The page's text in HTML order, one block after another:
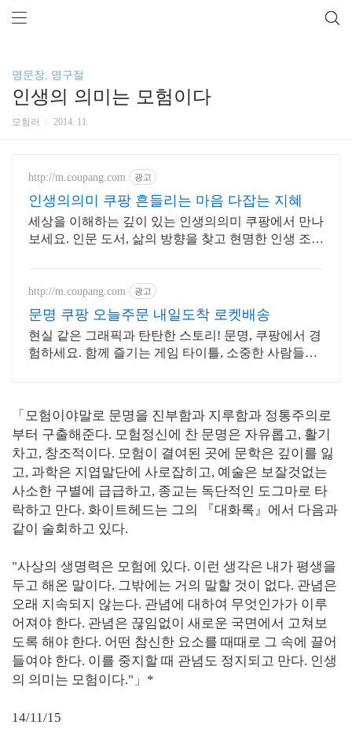
명문장, 명구절
인생의 의미는 모험이다
모험러 2014. 11.
http://m.coupang.com 광고
인생의의미 쿠팡 흔들리는 마음 다잡는 지혜
세상을 이해하는 깊이 있는 인생의의미 쿠팡에서 만나
보세요. 인문 도서, 삶의 방향을 찾고 현명한 인생 조언
http://m.coupang.com 광고
문명 쿠팡 오늘주문 내일도착 로켓배송
현실 같은 그래픽과 탄탄한 스토리! 문명, 쿠팡에서 경
험하세요. 함께 즐기는 게임 타이틀, 소중한 사람들과
「모험이야말로 문명을 진부함과 지루함과 정통주의로
부터 구출해준다. 모험정신에 찬 문명은 자유롭고, 활기
차고, 창조적이다. 모험이 결여된 곳에 문학은 깊이를 잃
고, 과학은 지엽말단에 사로잡히고, 예술은 보잘것없는
사소한 구별에 급급하고, 종교는 독단적인 도그마로 타
락하고 만다. 화이트헤드는 그의 『대화록』에서 다음과
같이 술회하고 있다.
"사상의 생명력은 모험에 있다. 이런 생각은 내가 평생을
두고 해온 말이다. 그밖에는 거의 말할 것이 없다. 관념은
오래 지속되지 않는다. 관념에 대하여 무엇인가가 이루
어져야 한다. 관념은 끊임없이 새로운 국면에서 고쳐보
도록 해야 한다. 어떤 참신한 요소를 때때로 그 속에 끌어
들여야 한다. 이를 중지할 때 관념도 정지되고 만다. 인생
의 의미는 모험이다."」*
14/11/15